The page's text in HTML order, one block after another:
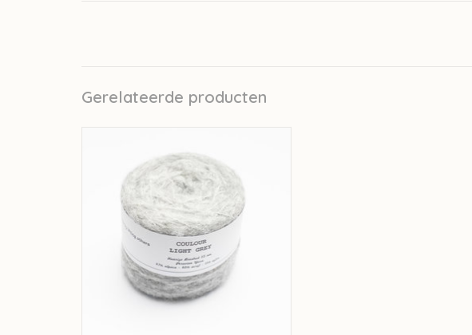
Gerelateerde producten
TOEVOEGEN AAN WINKELWAGEN